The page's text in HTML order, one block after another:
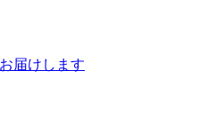
届けします